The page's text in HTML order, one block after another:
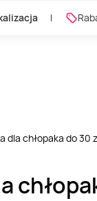
dla chłopaka do 30